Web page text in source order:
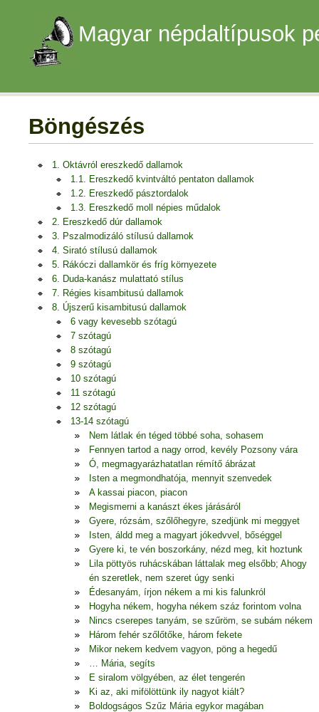
Magyar népdaltípusok
Böngészés
1. Oktávról ereszkedő dallamok
1.1. Ereszkedő kvintváltó pentaton dallamok
1.2. Ereszkedő pásztordalok
1.3. Ereszkedő moll népies műdalok
2. Ereszkedő dúr dallamok
3. Pszalmodizáló stílusú dallamok
4. Sirató stílusú dallamok
5. Rákóczi dallamkör és fríg környezete
6. Duda-kanász mulattató stílus
7. Régies kisambitusú dallamok
8. Újszerű kisambitusú dallamok
6 vagy kevesebb szótagú
7 szótagú
8 szótagú
9 szótagú
10 szótagú
11 szótagú
12 szótagú
13-14 szótagú
Nem látlak én téged többé soha, sohasem
Fennyen tartod a nagy orrod, kevély Pozsony vára
Ó, megmagyarázhatatlan rémítő ábrázat
Isten a megmondhatója, mennyit szenvedek
A kassai piacon, piacon
Megismerni a kanászt ékes járásáról
Gyere, rózsám, szőlőhegyre, szedjünk mi meggyet
Isten, áldd meg a magyart jókedvvel, bőséggel
Gyere ki, te vén boszorkány, nézd meg, kit hoztunk
Lila pöttyös ruhácskában láttalak meg elsőbb; Ahogy
én szeretlek, nem szeret úgy senki
Édesanyám, írjon nékem a mi kis falunkról
Hogyha nékem, hogyha nékem száz forintom volna
Nincs cserepes tanyám, se szűröm, se subám nékem
Három fehér szőlőtőke, három fekete
Mikor nekem kedvem vagyon, pöng a hegedű
… Mária, segíts
E siralom völgyében, az élet tengerén
Ki az, aki mifölöttünk ily nagyot kiált?
Boldogságos Szűz Mária egykor magában